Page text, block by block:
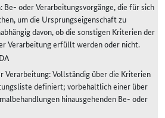
Be- oder Verarbeitungsvorgänge, die für sich
um die Ursprungseigenschaft zu
davon, ob die sonstigen Kriterien der
Verarbeitung erfüllt werden oder nicht.
Verarbeitung: Vollständig über die Kriterien
definiert; vorbehaltlich einer über
hinausgehenden Be- oder